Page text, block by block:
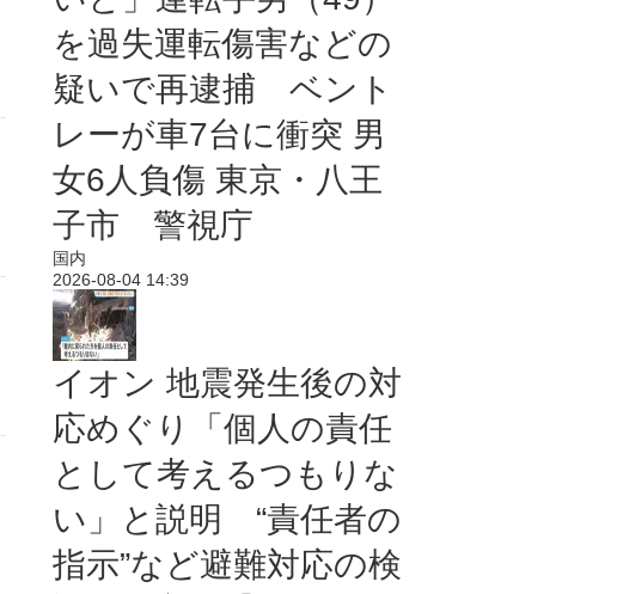
を過失運転傷害などの
疑いで再逮捕 ベント
レーが車7台に衝突 男
女6人負傷 東京・八王
子市 警視庁
国内
2026-08-04 14:39
イオン 地震発生後の対
応めぐり「個人の責任
として考えるつもりな
い」と説明 “責任者の
指示”など避難対応の検